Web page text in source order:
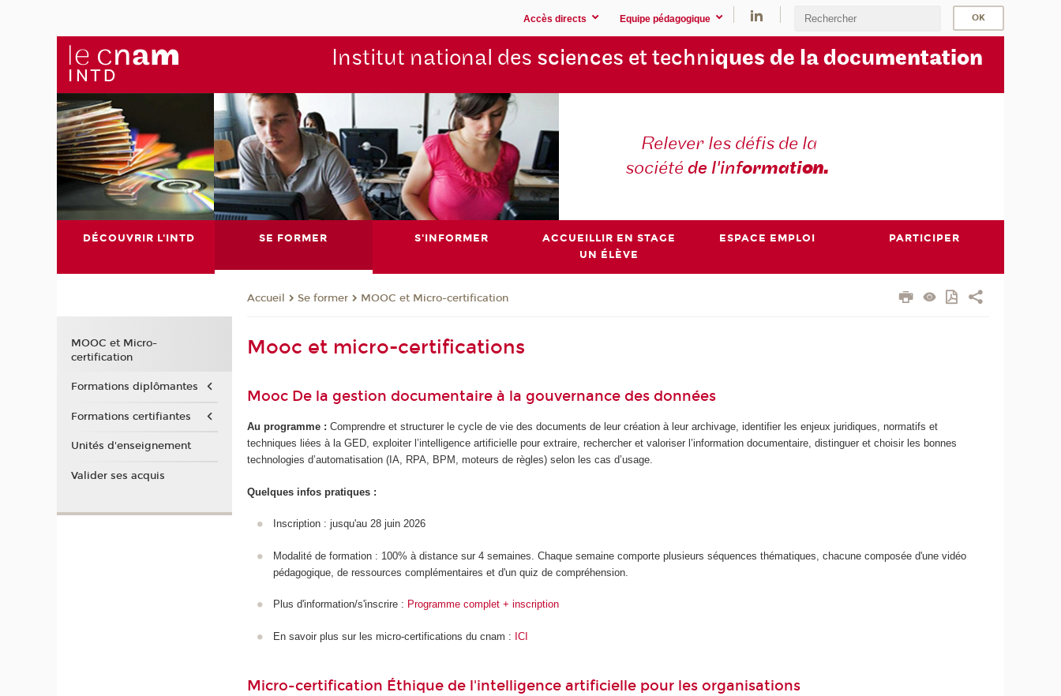
Accès directs Equipe pédagogique
Institut national des sciences et techniques de la documentation
Relever les défis de la
sociétéde l'information.
DÉCOUVRIR L'INTD SE FORMER S'INFORMER
ACCUEILLIR EN STAGE
UN ÉLÈVE
ESPACE EMPLOI PARTICIPER
Accueil Se former MOOC et Micro-certification
Mooc et micro-certifications
Mooc De la gestion documentaire à la gouvernance des données
Au programme :Comprendre et structurer le cycle de vie des documents de leur création à leur archivage, identifier les enjeux juridiques, normatifs et
techniques liées à la GED, exploiter l’intelligence artificielle pour extraire, rechercher et valoriser l’information documentaire, distinguer et choisir les bonnes
technologies d’automatisation (IA, RPA, BPM, moteurs de règles) selon les cas d’usage.
Quelques infos pratiques :
Inscription : jusqu'au 28 juin 2026
Modalité de formation : 100% à distance sur 4 semaines. Chaque semaine comporte plusieurs séquences thématiques, chacune composée d'une vidéo
pédagogique, de ressources complémentaires et d'un quiz de compréhension.
Plus d'information/s'inscrire : Programme complet + inscription
En savoir plus sur les micro-certifications du cnam : ICI
Micro-certification Éthique de l'intelligence artificielle pour les organisations
MOOC et Micro-
certification
Formations diplômantes
Formations certifiantes
Unités d'enseignement
Valider ses acquis